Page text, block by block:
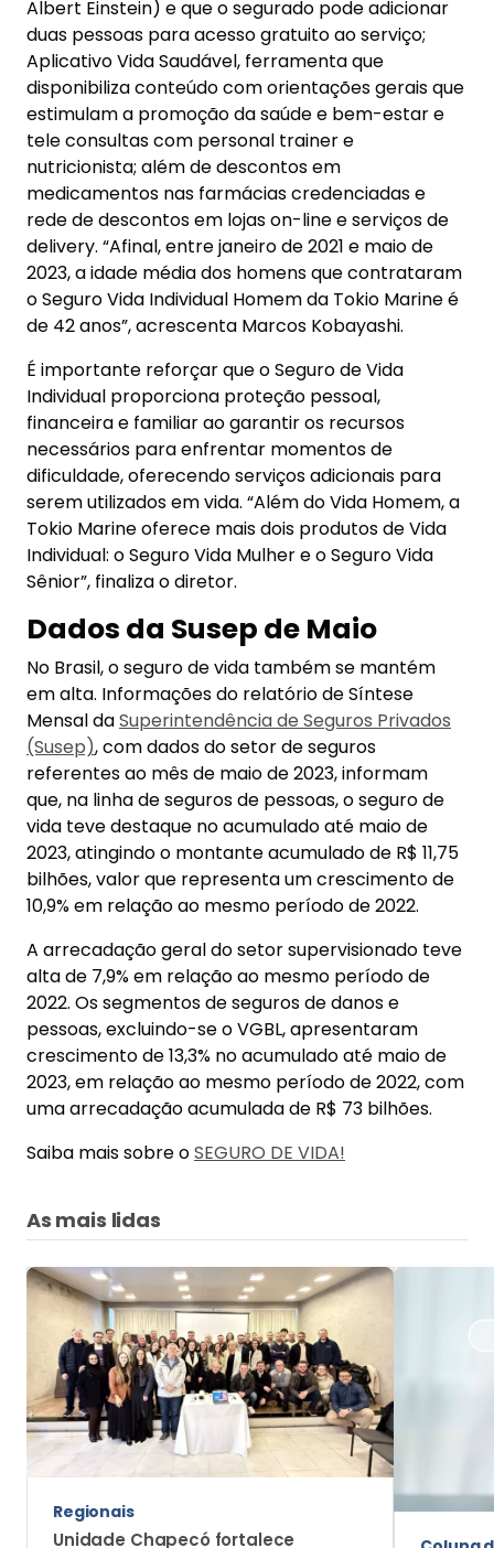
Albert Einstein) e que o segurado pode adicionar
duas pessoas para acesso gratuito ao serviço;
Aplicativo Vida Saudável, ferramenta que
disponibiliza conteúdo com orientações gerais que
estimulam a promoção da saúde e bem-estar e
tele consultas com personal trainer e
nutricionista; além de descontos em
medicamentos nas farmácias credenciadas e
rede de descontos em lojas on-line e serviços de
delivery. “Afinal, entre janeiro de 2021 e maio de
2023, a idade média dos homens que contrataram
o Seguro Vida Individual Homem da Tokio Marine é
de 42 anos”, acrescenta Marcos Kobayashi.
É importante reforçar que o Seguro de Vida
Individual proporciona proteção pessoal,
financeira e familiar ao garantir os recursos
necessários para enfrentar momentos de
dificuldade, oferecendo serviços adicionais para
serem utilizados em vida. “Além do Vida Homem, a
Tokio Marine oferece mais dois produtos de Vida
Individual: o Seguro Vida Mulher e o Seguro Vida
Sênior”, finaliza o diretor.
Dados da Susep de Maio
No Brasil, o seguro de vida também se mantém
em alta. Informações do relatório de Síntese
Mensal daSuperintendência de Seguros Privados
(Susep), com dados do setor de seguros
referentes ao mês de maio de 2023, informam
que, na linha de seguros de pessoas, o seguro de
vida teve destaque no acumulado até maio de
2023, atingindo o montante acumulado de R$ 11,75
bilhões, valor que representa um crescimento de
10,9% em relação ao mesmo período de 2022.
A arrecadação geral do setor supervisionado teve
alta de 7,9% em relação ao mesmo período de
2022. Os segmentos de seguros de danos e
pessoas, excluindo-se o VGBL, apresentaram
crescimento de 13,3% no acumulado até maio de
2023, em relação ao mesmo período de 2022, com
uma arrecadação acumulada de R$ 73 bilhões.
Saiba mais sobre oSEGURO DE VIDA!
As mais lidas
Regionais
Unidade Chapecó fortalece